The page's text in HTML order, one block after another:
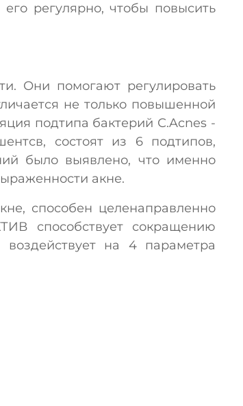
регулярно, чтобы повысить
Они помогают регулировать
не только повышенной
подтипа бактерий С.Acnes -
состоят из 6 подтипов,
было выявлено, что именно
акне.
способен целенаправленно
способствует сокращению
на 4 параметра